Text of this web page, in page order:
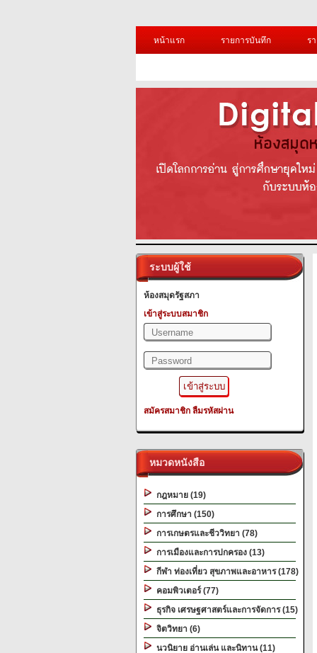
หน้าแรก รายการบันทึก ร
ระบบผู้ใช้
ห้องสมุดรัฐสภา
เข้าสู่ระบบสมาชิก
สมัครสมาชิก ลืมรหัสผ่าน
หมวดหนังสือ
กฎหมาย (19)
การศึกษา (150)
การเกษตรและชีววิทยา (78)
การเมืองและการปกครอง (13)
กีฬา ท่องเที่ยว สุขภาพและอาหาร (178)
คอมพิวเตอร์ (77)
ธุรกิจ เศรษฐศาสตร์และการจัดการ (15)
จิตวิทยา (6)
นวนิยาย อ่านเล่น และนิทาน (11)